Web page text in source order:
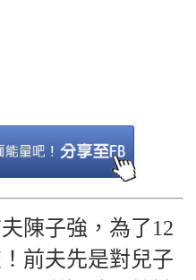
陳子強，為了12
前夫先是對兒子